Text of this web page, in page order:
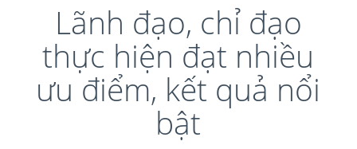
Lãnh đạo, chỉ đạo
thực hiện đạt nhiều
ưu điểm, kết quả nổi
bật